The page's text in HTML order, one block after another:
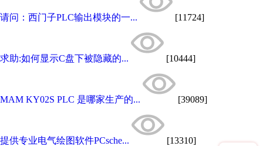
请问：西门子PLC输出模块的一... [11724]
求助:如何显示C盘下被隐藏的... [10444]
MAM KY02S PLC 是哪家生产的... [39089]
提供专业电气绘图软件PCsche... [13310]